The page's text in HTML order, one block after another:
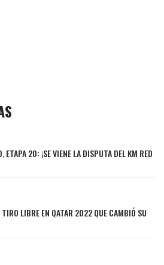
20: ¡SE VIENE LA DISPUTA DEL KM RED
TIRO LIBRE EN QATAR 2022 QUE CAMBIÓ SU